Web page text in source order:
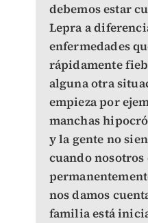
debemos estar
Lepra a
enfermedades
rápidamente
alguna otra
empieza por
manchas
y la gente no
cuando nosotros
nos damos
familia está